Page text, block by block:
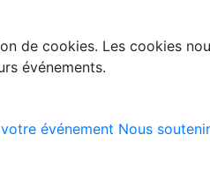
de cookies. Les cookies
événements.
événement Nous soutenir